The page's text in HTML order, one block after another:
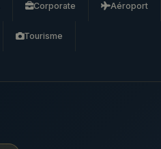
Corporate Aéroport
Tourisme